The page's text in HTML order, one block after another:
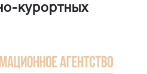
курортных